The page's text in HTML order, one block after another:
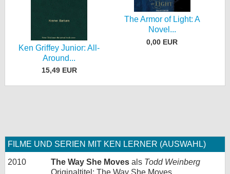
Ken Griffey Junior: All-
Around...
15,49 EUR
The Armor of Light: A
Novel...
0,00 EUR
FILME UND SERIEN MIT KEN LERNER (AUSWAHL)
2010 The Way She Moves als Todd Weinberg